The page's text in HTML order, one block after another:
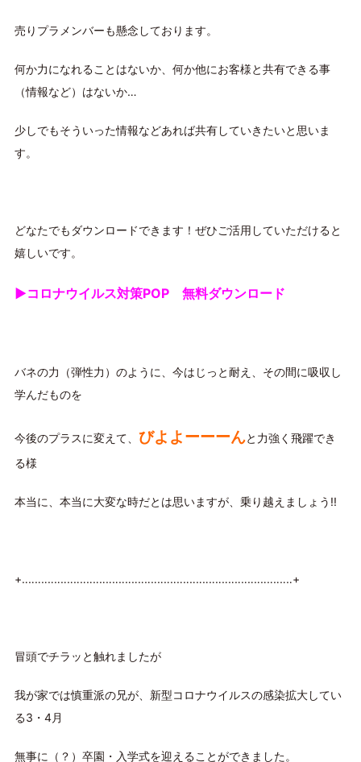
売りプラメンバーも懸念しております。
何か力になれることはないか、何か他にお客様と共有できる事
（情報など）はないか…
少しでもそういった情報などあれば共有していきたいと思いま
す。
どなたでもダウンロードできます！ぜひご活用していただけると
嬉しいです。
▶︎コロナウイルス対策POP 無料ダウンロード
バネの力（弾性力）のように、今はじっと耐え、その間に吸収し
学んだものを
今後のプラスに変えて、 びよよーーーんと力強く飛躍でき
る様
本当に、本当に大変な時だとは思いますが、乗り越えましょう!!
+‥‥‥‥‥‥‥‥‥‥‥‥‥‥‥‥‥‥‥‥‥‥‥‥‥‥‥‥‥‥‥‥‥‥‥‥‥‥‥‥‥‥+
冒頭でチラッと触れましたが
我が家では慎重派の兄が、新型コロナウイルスの感染拡大してい
る3・4月
無事に（？）卒園・入学式を迎えることができました。